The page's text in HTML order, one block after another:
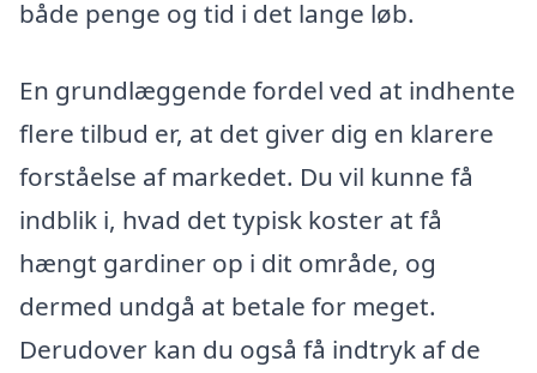
både penge og tid i det lange løb.
En grundlæggende fordel ved at indhente
flere tilbud er, at det giver dig en klarere
forståelse af markedet. Du vil kunne få
indblik i, hvad det typisk koster at få
hængt gardiner op i dit område, og
dermed undgå at betale for meget.
Derudover kan du også få indtryk af de